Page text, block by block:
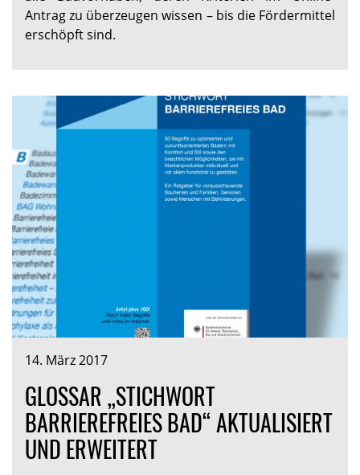
Antrag zu überzeugen wissen – bis die Fördermittel
erschöpft sind.
14. März 2017
GLOSSAR „STICHWORT
BARRIEREFREIES BAD“ AKTUALISIERT
UND ERWEITERT